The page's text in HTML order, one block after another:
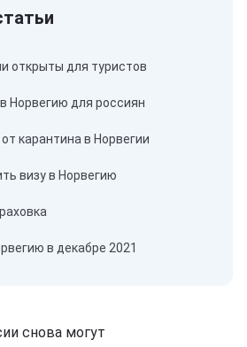
открыты для туристов
Норвегию для россиян
карантина в Норвегии
визу в Норвегию
в декабре 2021
снова могут